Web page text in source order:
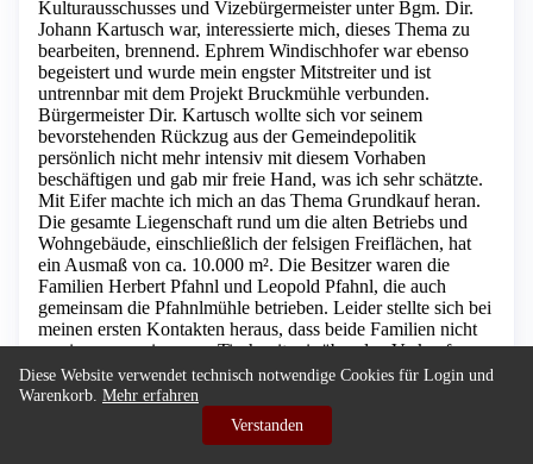
Kulturausschusses und Vizebürgermeister unter Bgm. Dir.
Johann Kartusch war, interessierte mich, dieses Thema zu
bearbeiten, brennend. Ephrem Windischhofer war ebenso
begeistert und wurde mein engster Mitstreiter und ist
untrennbar mit dem Projekt Bruckmühle verbunden.
Bürgermeister Dir. Kartusch wollte sich vor seinem
bevorstehenden Rückzug aus der Gemeindepolitik
persönlich nicht mehr intensiv mit diesem Vorhaben
beschäftigen und gab mir freie Hand, was ich sehr schätzte.
Mit Eifer machte ich mich an das Thema Grundkauf heran.
Die gesamte Liegenschaft rund um die alten Betriebs und
Wohngebäude, einschließlich der felsigen Freiflächen, hat
ein Ausmaß von ca. 10.000 m². Die Besitzer waren die
Familien Herbert Pfahnl und Leopold Pfahnl, die auch
gemeinsam die Pfahnlmühle betrieben. Leider stellte sich bei
meinen ersten Kontakten heraus, dass beide Familien nicht
an einem gemeinsamen Tisch mit mir über den Verkauf
reden wollten. So sah ich mich in einer Vermittlerrolle und
berichtete jeweils die Meinung der einen Familie, der
anderen Familie. Schlussendlich kamen wir zu einem
positiven Abschluss, der verlangte Preis war sechs Millionen
Diese Website verwendet technisch notwendige Cookies für Login und
Warenkorb. Mehr erfahren
Verstanden